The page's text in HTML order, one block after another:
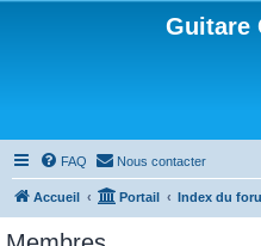
Guitare
FAQ Nous contacter
Accueil Portail Index du